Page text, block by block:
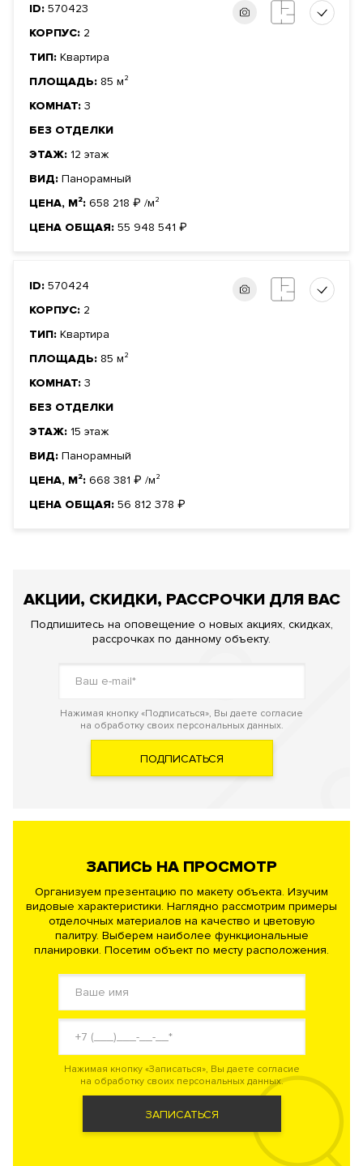
ID: 570423
КОРПУС: 2
ТИП: Квартира
ПЛОЩАДЬ: 85 м²
КОМНАТ: 3
БЕЗ ОТДЕЛКИ
ЭТАЖ: 12 этаж
ВИД: Панорамный
ЦЕНА, М²: 658 218 ₽ /м²
ЦЕНА ОБЩАЯ: 55 948 541 ₽
ID: 570424
КОРПУС: 2
ТИП: Квартира
ПЛОЩАДЬ: 85 м²
КОМНАТ: 3
БЕЗ ОТДЕЛКИ
ЭТАЖ: 15 этаж
ВИД: Панорамный
ЦЕНА, М²: 668 381 ₽ /м²
ЦЕНА ОБЩАЯ: 56 812 378 ₽
АКЦИИ, СКИДКИ, РАССРОЧКИ ДЛЯ ВАС
Подпишитесь на оповещение о новых акциях, скидках,
рассрочках по данному объекту.
Нажимая кнопку «Подписаться», Вы даете согласие
на обработку своих персональных данных.
ПОДПИСАТЬСЯ
ЗАПИСЬ НА ПРОСМОТР
Организуем презентацию по макету объекта. Изучим
видовые характеристики. Наглядно рассмотрим примеры
отделочных материалов на качество и цветовую
палитру. Выберем наиболее функциональные
планировки. Посетим объект по месту расположения.
Нажимая кнопку «Записаться», Вы даете согласие
на обработку своих персональных данных.
ЗАПИСАТЬСЯ